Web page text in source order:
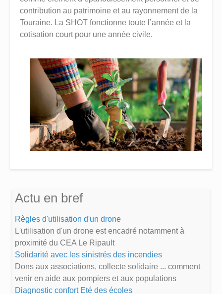
contribution au patrimoine et au rayonnement de la
Touraine. La SHOT fonctionne toute l’année et la
cotisation court pour une année civile.
Actu en bref
Règles d'utilisation d'un drone
L'utilisation d'un drone est encadré notamment à
proximité du CEA Le Ripault
Solidarité avec les sinistrés des incendies
Dons aux associations, collecte solidaire ... comment
venir en aide aux pompiers et aux populations
Diagnostic confort Eté des écoles